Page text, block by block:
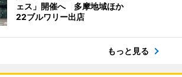
ェス」開催へ 多摩地域ほか
22ブルワリー出店
もっと見る